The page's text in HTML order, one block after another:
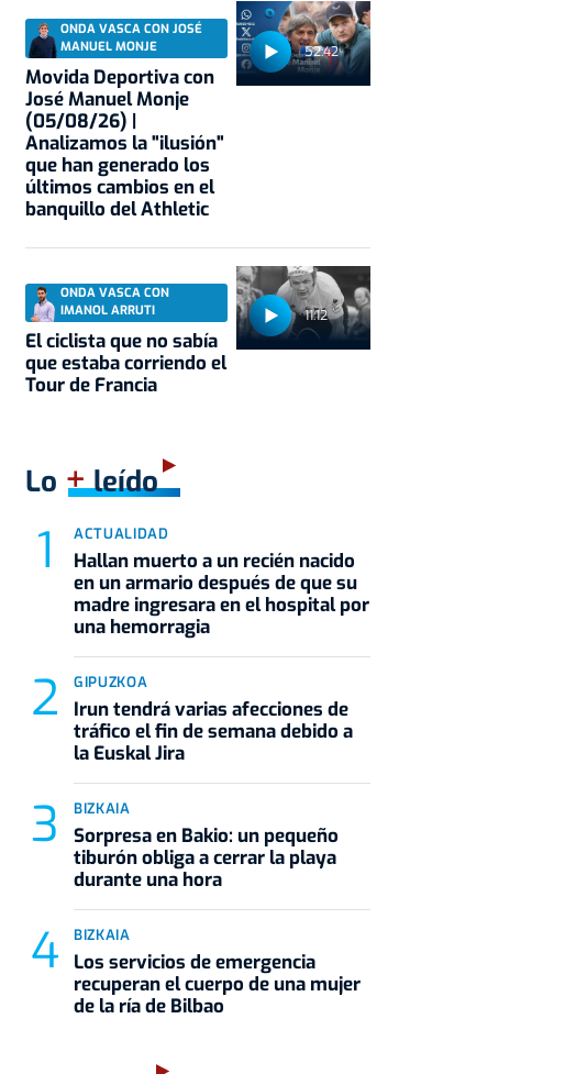
52:42
ONDA VASCA CON JOSÉ
MANUEL MONJE
Movida Deportiva con
José Manuel Monje
(05/08/26) |
Analizamos la "ilusión"
que han generado los
últimos cambios en el
banquillo del Athletic
11:12
ONDA VASCA CON
IMANOL ARRUTI
El ciclista que no sabía
que estaba corriendo el
Tour de Francia
Lo +leído
ACTUALIDAD
Hallan muerto a un recién nacido
en un armario después de que su
madre ingresara en el hospital por
una hemorragia
GIPUZKOA
Irun tendrá varias afecciones de
tráfico el fin de semana debido a
la Euskal Jira
BIZKAIA
Sorpresa en Bakio: un pequeño
tiburón obliga a cerrar la playa
durante una hora
BIZKAIA
Los servicios de emergencia
recuperan el cuerpo de una mujer
de la ría de Bilbao